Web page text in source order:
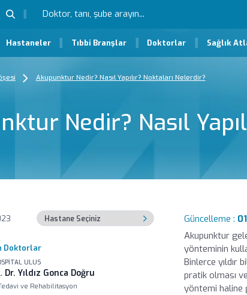
Hastaneler Tıbbi Branşlar Doktorlar Sağlık
Akupunktur Nedir? Nasıl Yapılır? Noktaları Nelerdir?
Nedir? Nasıl
Doktorlar
ULUS
Dr. Yıldız Gonca Doğru
ve Rehabilitasyon
Güncelleme :
Akupunktur
yönteminin
Binlerce yıldır
pratik olması
yöntemi haline